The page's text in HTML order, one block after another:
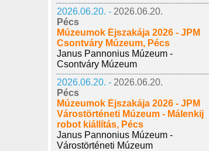
2026.06.20. - 2026.06.20.
Pécs
Múzeumok Éjszakája 2026 - JPM
Csontváry Múzeum, Pécs
Janus Pannonius Múzeum -
Csontváry Múzeum
2026.06.20. - 2026.06.20.
Pécs
Múzeumok Éjszakája 2026 - JPM
Várostörténeti Múzeum - Málenkij
robot kiállítás, Pécs
Janus Pannonius Múzeum -
Várostörténeti Múzeum